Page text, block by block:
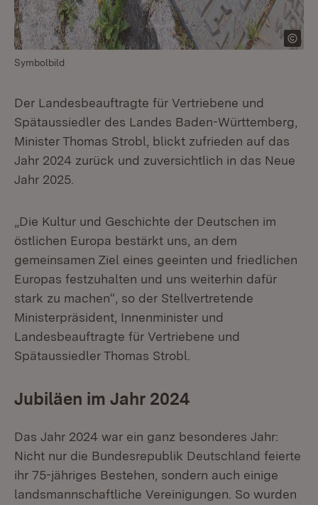
Symbolbild
Der Landesbeauftragte für Vertriebene und
Spätaussiedler des Landes Baden-Württemberg,
Minister Thomas Strobl, blickt zufrieden auf das
Jahr 2024 zurück und zuversichtlich in das Neue
Jahr 2025.
„Die Kultur und Geschichte der Deutschen im
östlichen Europa bestärkt uns, an dem
gemeinsamen Ziel eines geeinten und friedlichen
Europas festzuhalten und uns weiterhin dafür
stark zu machen“, so der Stellvertretende
Ministerpräsident, Innenminister und
Landesbeauftragte für Vertriebene und
Spätaussiedler Thomas Strobl.
Jubiläen im Jahr 2024
Das Jahr 2024 war ein ganz besonderes Jahr:
Nicht nur die Bundesrepublik Deutschland feierte
ihr 75-jähriges Bestehen, sondern auch einige
landsmannschaftliche Vereinigungen. So wurden